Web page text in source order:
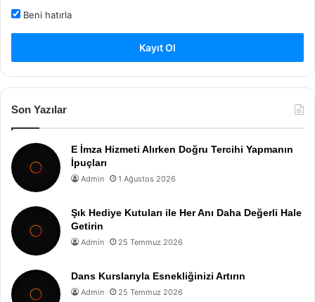
Beni hatırla
Kayıt Ol
Son Yazılar
E İmza Hizmeti Alırken Doğru Tercihi Yapmanın
İpuçları
Admin 1 Ağustos 2026
Şık Hediye Kutuları ile Her Anı Daha Değerli Hale
Getirin
Admin 25 Temmuz 2026
Dans Kurslarıyla Esnekliğinizi Artırın
Admin 25 Temmuz 2026